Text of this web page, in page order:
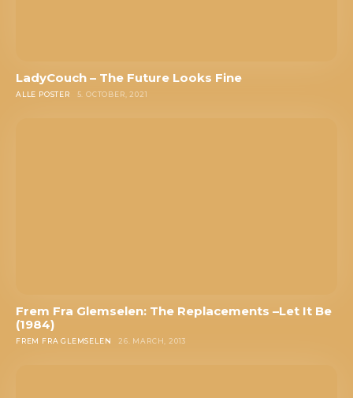
LadyCouch – The Future Looks Fine
ALLE POSTER 5. OCTOBER, 2021
Frem Fra Glemselen: The Replacements –Let It Be
(1984)
FREM FRA GLEMSELEN 26. MARCH, 2013